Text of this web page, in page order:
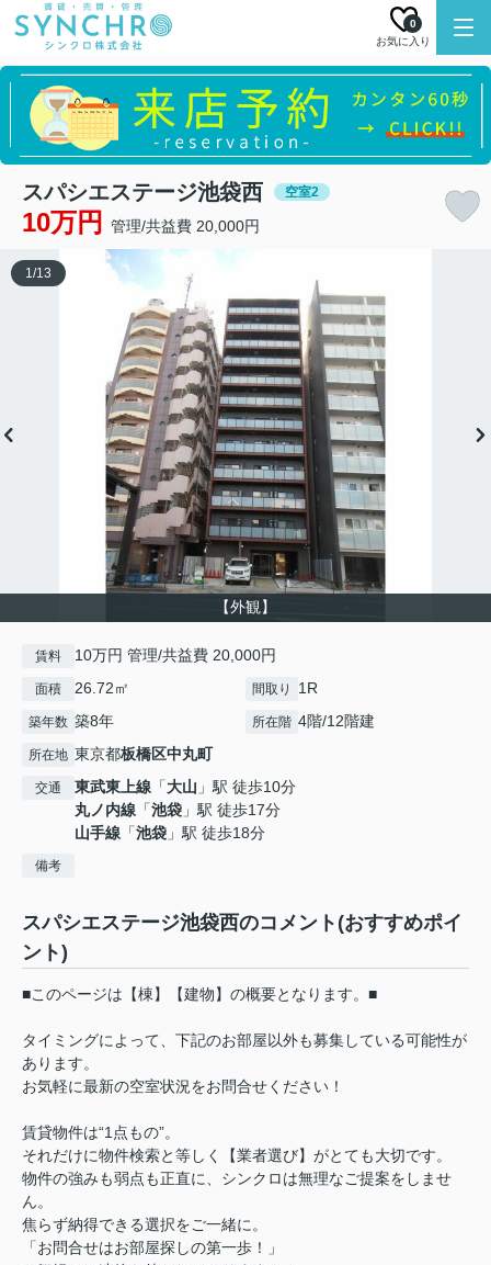
お気に入り
0
スパシエステージ池袋西 空室2
10万円 管理/共益費 20,000円
【外観】
1 /13
賃料 10万円 管理/共益費 20,000円
面積 26.72㎡ 間取り 1R
築年数 築8年 所在階 4階/12階建
所在地 東京都板橋区中丸町
交通 東武東上線 「大山 」駅 徒歩10分
丸ノ内線 「池袋 」駅 徒歩17分
山手線 「池袋 」駅 徒歩18分
備考
スパシエステージ池袋西のコメント(おすすめポイ
ント)
■このページは【棟】【建物】の概要となります。■
タイミングによって、下記のお部屋以外も募集している可能性が
あります。
お気軽に最新の空室状況をお問合せください！
賃貸物件は“1点もの”。
それだけに物件検索と等しく【業者選び】がとても大切です。
物件の強みも弱点も正直に、シンクロは無理なご提案をしませ
ん。
焦らず納得できる選択をご一緒に。
「お問合せはお部屋探しの第一歩！」